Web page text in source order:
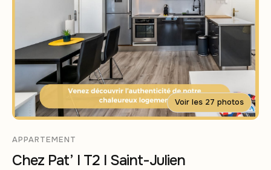
Voir les 27 photos
APPARTEMENT
Chez Pat’ I T2 I Saint-Julien